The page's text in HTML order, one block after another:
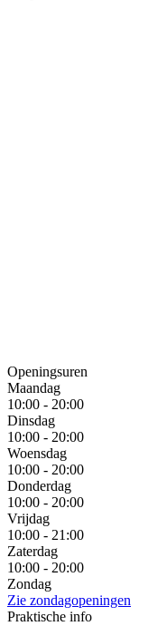
Openingsuren
Maandag
10:00 - 20:00
Dinsdag
10:00 - 20:00
Woensdag
10:00 - 20:00
Donderdag
10:00 - 20:00
Vrijdag
10:00 - 21:00
Zaterdag
10:00 - 20:00
Zondag
Zie zondagopeningen
Praktische info